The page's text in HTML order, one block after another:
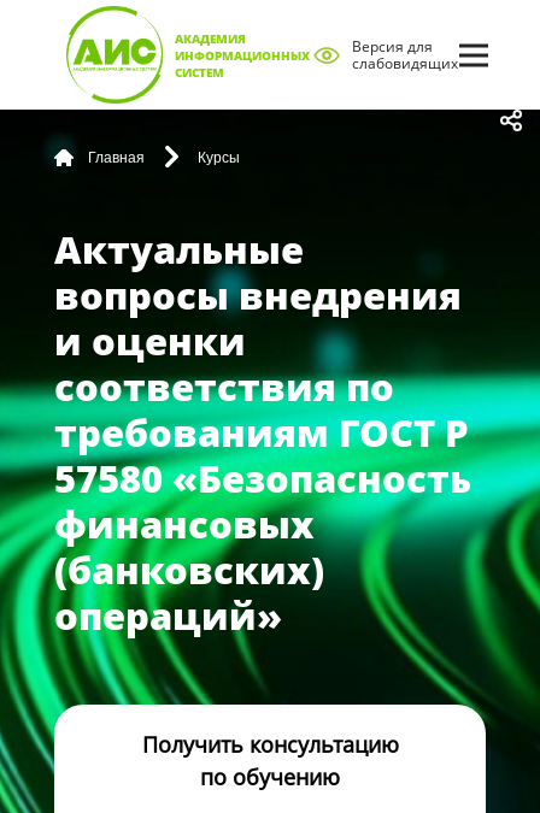
АКАДЕМИЯ
ИНФОРМАЦИОННЫХ
СИСТЕМ
Версия для
слабовидящих
Главная Курсы
Актуальные
вопросы внедрения
и оценки
соответствия по
требованиям ГОСТ Р
57580 «Безопасность
финансовых
(банковских)
операций»
Получить консультацию
по обучению